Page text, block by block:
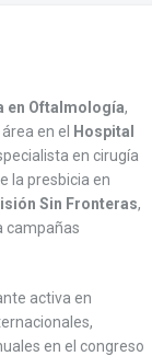
en Oftalmología,
en el
Hospital
en cirugía
la presbicia en
Sin Fronteras,
campañas
activa en
en el congreso